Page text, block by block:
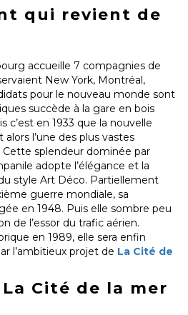
qui revient de
accueille 7 compagnies de
New York, Montréal,
pour le nouveau monde sont
succède à la gare en bois
c’est en 1933 que la nouvelle
alors l’une des plus vastes
Cette splendeur dominée par
adopte l’élégance et la
style Art Déco. Partiellement
guerre mondiale, sa
en 1948. Puis elle sombre peu
de l’essor du trafic aérien.
en 1989, elle sera enfin
l’ambitieux projet de La Cité de
Cité de la mer